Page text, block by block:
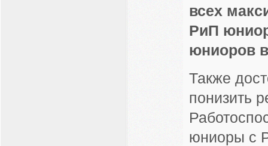
всех
РиП
юниоров
Также
понизить
юниоры с